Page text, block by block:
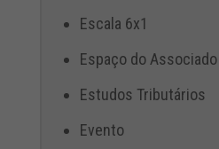
Escala 6x1
Espaço do Associado
Estudos Tributários
Evento